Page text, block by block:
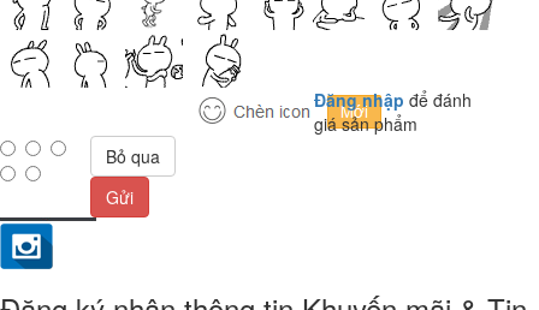
Đăng nhập để đánh
giá sản phẩm
Bỏ qua
Gửi